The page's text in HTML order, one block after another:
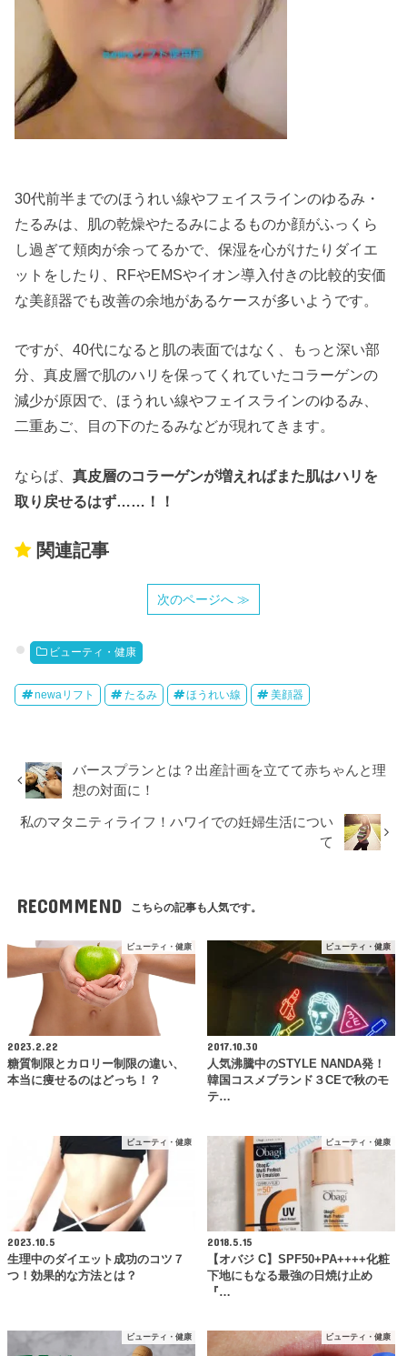
30代前半までのほうれい線やフェイスラインのゆるみ・
たるみは、肌の乾燥やたるみによるものか顔がふっくら
し過ぎて頬肉が余ってるかで、保湿を心がけたりダイエ
ットをしたり、RFやEMSやイオン導入付きの比較的安価
な美顔器でも改善の余地があるケースが多いようです。
ですが、40代になると肌の表面ではなく、もっと深い部
分、真皮層で肌のハリを保ってくれていたコラーゲンの
減少が原因で、ほうれい線やフェイスラインのゆるみ、
二重あご、目の下のたるみなどが現れてきます。
ならば、真皮層のコラーゲンが増えればまた肌はハリを
取り戻せるはず……！！
関連記事
次のページへ ≫
ビューティ・健康
newaリフト たるみ ほうれい線 美顔器
バースプランとは？出産計画を立てて赤ちゃんと理
想の対面に！
私のマタニティライフ！ハワイでの妊婦生活につい
て
RECOMMEND こちらの記事も人気です。
ビューティ・健康
2023.2.22
糖質制限とカロリー制限の違い、
本当に痩せるのはどっち！？
ビューティ・健康
2017.10.30
人気沸騰中のSTYLE NANDA発！
韓国コスメブランド３CEで秋のモ
テ…
ビューティ・健康
2023.10.5
生理中のダイエット成功のコツ７
つ！効果的な方法とは？
ビューティ・健康
2018.5.15
【オバジ C】SPF50+PA++++化粧
下地にもなる最強の日焼け止め
『…
ビューティ・健康 ビューティ・健康